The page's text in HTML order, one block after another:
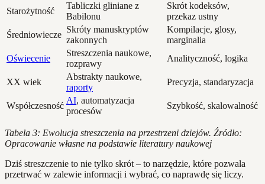
Starożytność
Tabliczki gliniane z
Babilonu
Skrót kodeksów,
przekaz ustny
Średniowiecze
Skróty manuskryptów
zakonnych
Kompilacje, glosy,
marginalia
Oświecenie
Streszczenia naukowe,
rozprawy
Analityczność, logika
XX wiek
Abstrakty naukowe,
raporty
Precyzja, standaryzacja
Współczesność
AI, automatyzacja
procesów
Szybkość, skalowalność
Tabela 3: Ewolucja streszczenia na przestrzeni dziejów. Źródło:
Opracowanie własne na podstawie literatury naukowej
Dziś streszczenie to nie tylko skrót – to narzędzie, które pozwala
przetrwać w zalewie informacji i wybrać, co naprawdę się liczy.